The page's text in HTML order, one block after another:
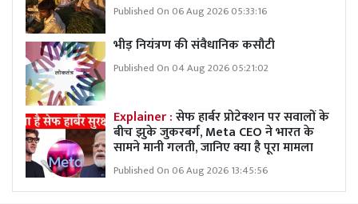
Published On 06 Aug 2026 05:33:16
भीड़ नियंत्रण की संवैधानिक कसौटी
Published On 04 Aug 2026 05:21:02
Explainer :सेफ हार्बर प्रोटेक्शन पर सवालों के
बीच झुके जुकरबर्ग, Meta CEO ने भारत के
सामने मानी गलती, जानिए क्या है पूरा मामला
Published On 06 Aug 2026 13:45:56